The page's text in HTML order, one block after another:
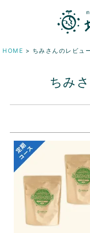
HOME ちみさんのレビュ
ちみ